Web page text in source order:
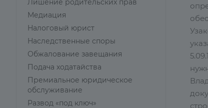
Лишение родительских прав
Медиация
Налоговый юрист
Наследственные споры
Обжалование завещания
Подача ходатайства
Премиальное юридическое
обслуживание
Развод «под ключ»